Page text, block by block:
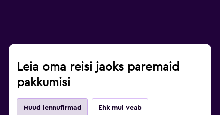
Leia oma reisi jaoks paremaid
pakkumisi
Muud lennufirmad Ehk mul veab